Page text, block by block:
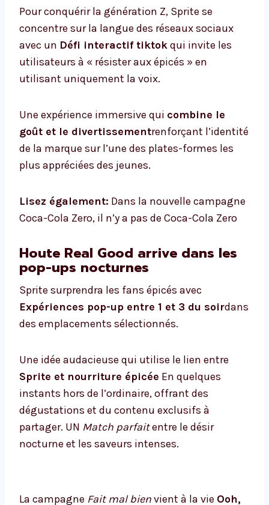
Pour conquérir la génération Z, Sprite se
concentre sur la langue des réseaux sociaux
avec un Défi interactif tiktokqui invite les
utilisateurs à « résister aux épicés » en
utilisant uniquement la voix.
Une expérience immersive qui combine le
goût et le divertissementrenforçant l’identité
de la marque sur l’une des plates-formes les
plus appréciées des jeunes.
Lisez également: Dans la nouvelle campagne
Coca-Cola Zero, il n’y a pas de Coca-Cola Zero
Houte Real Good arrive dans les
pop-ups nocturnes
Sprite surprendra les fans épicés avec
Expériences pop-up entre 1 et 3 du soirdans
des emplacements sélectionnés.
Une idée audacieuse qui utilise le lien entre
Sprite et nourriture épicée En quelques
instants hors de l’ordinaire, offrant des
dégustations et du contenu exclusifs à
partager. UN Match parfaitentre le désir
nocturne et les saveurs intenses.
La campagne Fait mal bienvient à la vie Ooh,